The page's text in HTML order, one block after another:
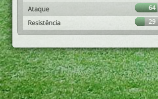
Ataque 64
Resistência 29